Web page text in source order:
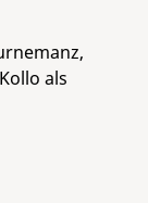
als